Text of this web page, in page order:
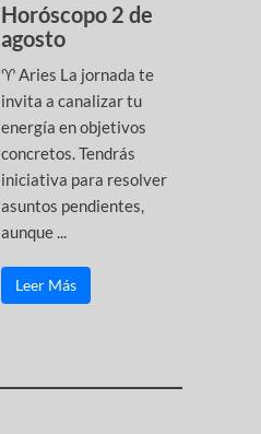
Horóscopo 2 de
agosto
♈ Aries La jornada te
invita a canalizar tu
energía en objetivos
concretos. Tendrás
iniciativa para resolver
asuntos pendientes,
aunque ...
Leer Más